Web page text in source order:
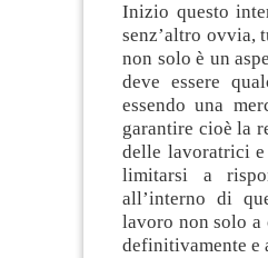
Inizio questo
senz’altro ovvia,
non solo è un
deve essere
essendo una
garantire cioè la
delle lavoratrici e
limitarsi a
all’interno di
lavoro non solo a
definitivamente e